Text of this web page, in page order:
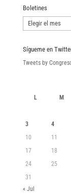
Boletines
Boletines
Sígueme en
Tweets by
L M
3
4
10
11
17
18
24
25
31
« Jul